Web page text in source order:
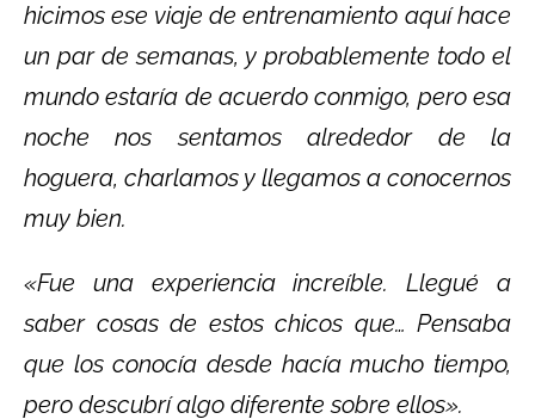
hicimos ese viaje de entrenamiento aquí hace
un par de semanas, y probablemente todo el
mundo estaría de acuerdo conmigo, pero esa
noche nos sentamos alrededor de la
hoguera, charlamos y llegamos a conocernos
muy bien.
«Fue una experiencia increíble. Llegué a
saber cosas de estos chicos que… Pensaba
que los conocía desde hacía mucho tiempo,
pero descubrí algo diferente sobre ellos».